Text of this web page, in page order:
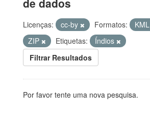
de dados
Licenças: cc-by Formatos: KML
ZIP
Etiquetas:
Índios
Filtrar Resultados
Por favor tente uma nova pesquisa.